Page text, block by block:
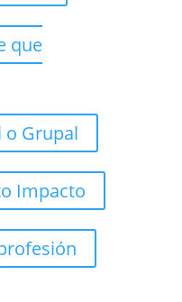
que
o Grupal
Impacto